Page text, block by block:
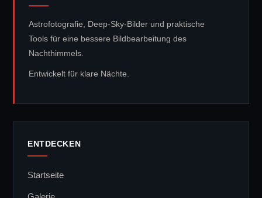
Astrofotografie, Deep-Sky-Bilder und praktische
Tools für eine bessere Bildbearbeitung des
Nachthimmels.
Entwickelt für klare Nächte.
ENTDECKEN
Startseite